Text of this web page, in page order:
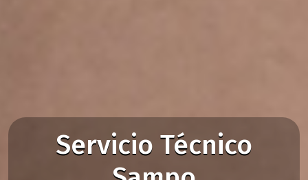
Servicio Técnico